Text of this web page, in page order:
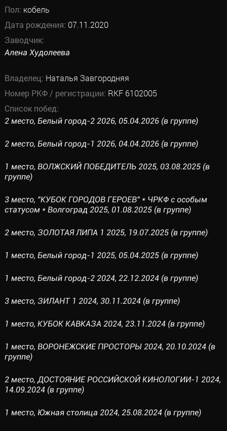
Пол: кобель
Дата рождения: 07.11.2020
Заводчик:
Алена Худолеева
Владелец: Наталья Завгородняя
Номер РКФ / регистрации: RKF 6102005
Список побед:
2 место, Белый город-2 2026, 05.04.2026 (в группе)
2 место, Белый город-1 2026, 04.04.2026 (в группе)
1 место, ВОЛЖСКИЙ ПОБЕДИТЕЛЬ 2025, 03.08.2025 (в
группе)
3 место, "КУБОК ГОРОДОВ ГЕРОЕВ" * ЧРКФ с особым
статусом * Волгоград 2025, 01.08.2025 (в группе)
2 место, ЗОЛОТАЯ ЛИПА 1 2025, 19.07.2025 (в группе)
1 место, Белый город-1 2025, 05.04.2025 (в группе)
1 место, Белый город-2 2024, 22.12.2024 (в группе)
3 место, ЗИЛАНТ 1 2024, 30.11.2024 (в группе)
1 место, КУБОК КАВКАЗА 2024, 23.11.2024 (в группе)
1 место, ВОРОНЕЖСКИЕ ПРОСТОРЫ 2024, 20.10.2024 (в
группе)
2 место, ДОСТОЯНИЕ РОССИЙСКОЙ КИНОЛОГИИ-1 2024,
14.09.2024 (в группе)
1 место, Южная столица 2024, 25.08.2024 (в группе)